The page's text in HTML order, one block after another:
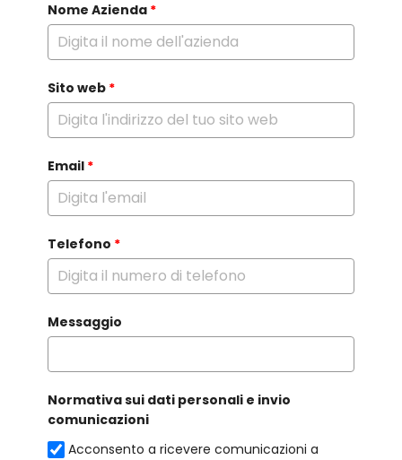
Nome Azienda *
Sito web *
Email *
Telefono *
Messaggio
Normativa sui dati personali e invio
comunicazioni
Acconsento a ricevere comunicazioni a